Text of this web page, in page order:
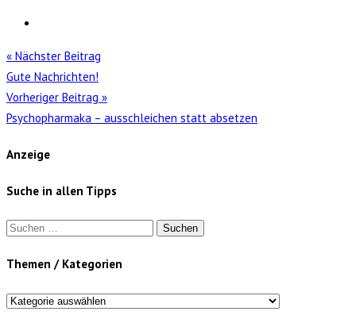
« Nächster Beitrag
Gute Nachrichten!
Vorheriger Beitrag »
Psychopharmaka – ausschleichen statt absetzen
Anzeige
Suche in allen Tipps
Suchen
Themen / Kategorien
Themen